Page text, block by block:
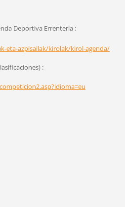
Deportiva Errenteria :
eta-azpisailak/kirolak/kirol-agenda/
: